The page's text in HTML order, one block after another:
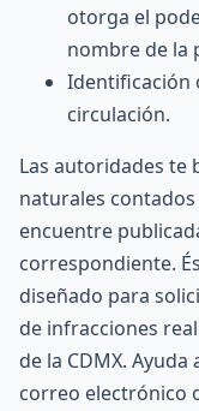
otorga el
nombre de la
Identificación
circulación.
Las autoridades te
naturales
encuentre
correspondiente.
diseñado para
de infracciones
de la CDMX.
correo electrónico